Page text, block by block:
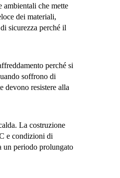
ambientali che mette
dei materiali,
sicurezza perché il
perché si
soffrono di
devono resistere alla
La costruzione
e condizioni di
un periodo prolungato